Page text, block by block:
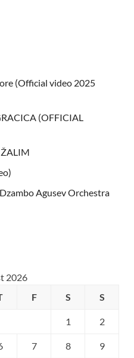
(Official video 2025
(OFFICIAL
ŽALIM
Agusev Orchestra
2026
F S S
1 2
7 8 9